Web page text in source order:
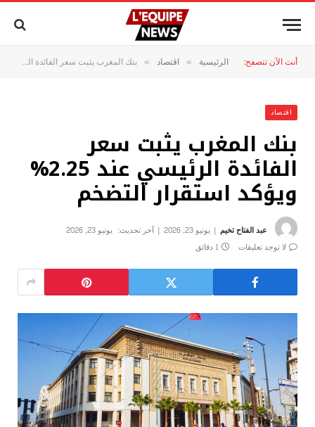
أنت الآن تتصفح: الرئيسية » اقتصاد » بنك المغرب يثبت سعر الفائدة الرئيسي عند 2.25% ويؤكد استقرار التضخم
اقتصاد
بنك المغرب يثبت سعر
الفائدة الرئيسي عند 2.25%
ويؤكد استقرار التضخم
عبد الفتاح تخيم يونيو 23, 2026 آخر تحديث: يونيو 23, 2026
لا توجد تعليقات
1 دقائق